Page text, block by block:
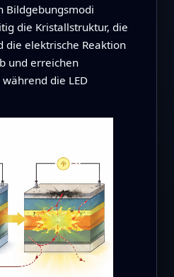
Bildgebungsmodi
die Kristallstruktur, die
die elektrische Reaktion
und erreichen
die LED